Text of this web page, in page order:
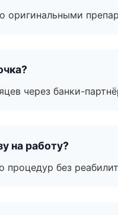
оригинальными
через банки-
на работу?
процедур без